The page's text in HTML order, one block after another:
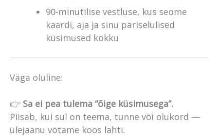
90-minutilise vestluse, kus seome
kaardi, aja ja sinu päriselulised
küsimused kokku
Väga oluline:
👉 Sa ei pea tulema “õige küsimusega”.
Piisab, kui sul on teema, tunne või olukord —
ülejäänu võtame koos lahti.